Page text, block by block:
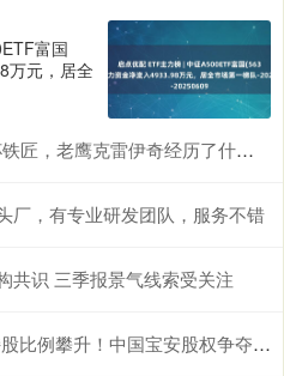
富国
万元，居全
，老鹰克雷伊奇经历了什么？
厂，有专业研发团队，服务不错
共识 三季报景气线索受关注
攀升！中国宝安股权争夺战或再起